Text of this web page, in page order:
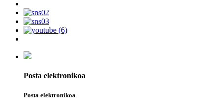
Posta elektronikoa
Posta elektronikoa